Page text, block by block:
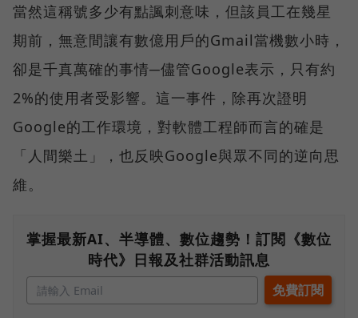
當然這稱號多少有點諷刺意味，但該員工在幾星
期前，無意間讓有數億用戶的Gmail當機數小時，
卻是千真萬確的事情─儘管Google表示，只有約
2%的使用者受影響。這一事件，除再次證明
Google的工作環境，對軟體工程師而言的確是
「人間樂土」，也反映Google與眾不同的逆向思
維。
掌握最新AI、半導體、數位趨勢！訂閱《數位
時代》日報及社群活動訊息